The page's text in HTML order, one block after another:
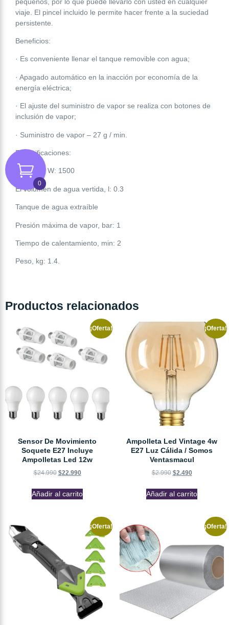
viaje. El pincel incluido le permite hacer frente a la suciedad
persistente.
Beneficios:
· Es conveniente llenar el tanque removible con agua;
· Apagado automático en la inacción por economía de la
energía eléctrica;
· El ajuste del suministro de vapor se realiza con botones de
inclusión de vapor;
· Suministro de vapor – 27 g / min.
Especificaciones:
Potencia, W: 1500
El volumen de agua vertida, l: 0.3
Tanque de agua extraíble
Presión máxima de vapor, bar: 1
Tiempo de calentamiento, min: 2
Peso, kg: 1.4.
Productos relacionados
¡Oferta!
Sensor De Movimiento
Soquete E27 Incluye
Ampolletas Led 12w
$24.990 $22.990
Añadir al carrito
¡Oferta!
Ampolleta Led Vintage 4w
E27 Luz Cálida / Somos
Ventasmacul
$2.990 $2.490
Añadir al carrito
¡Oferta! ¡Oferta!
0